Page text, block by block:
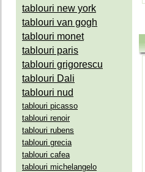
tablouri new york
tablouri van gogh
tablouri monet
tablouri paris
tablouri grigorescu
tablouri Dali
tablouri nud
tablouri picasso
tablouri renoir
tablouri rubens
tablouri grecia
tablouri cafea
tablouri michelangelo